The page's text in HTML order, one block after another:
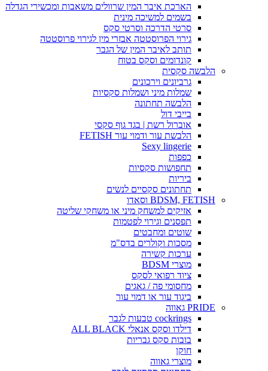
הארכת איבר המין שרוולים משאבות ומכשירי הגדלה
בשמים למשיכה מינית
סרטי הדרכה וסרטי סקס
גירוי הפרוסטטה אבזרי מין לגירוי פרוסטטה
תותב לאיבר המין של הגבר
קונדומים וסקס בטוח
הלבשה סקסית
גרביונים וירכונים
שמלות מיני ושמלות סקסיות
הלבשה תחתונה
בייבי דול
אוברול רשת | בגד גוף סקסי
הלבשת עור ודמוי עור FETISH
Sexy lingerie
כפפות
תחפושות סקסיות
ביריות
תחתונים סקסיים לנשים
BDSM, FETISH וסאדו
אזיקים למשחק מיני או משחקי שליטה
תפסנים וגירוי לפטמות
שוטים ומחבטים
מסכות וקולרים בדס"מ
ערכות קשירה
מוצרי BDSM
ציוד רפואי לסקס
מחסומי פה / גאגים
ביגוד עור או דמוי עור
PRIDE גאווה
cockrings טבעות לגבר
דילדו וסקס אנאלי ALL BLACK
בובות סקס גבריות
חוקן
מוצרי גאווה